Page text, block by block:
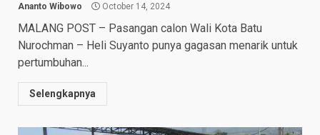
Ananto Wibowo October 14, 2024
MALANG POST – Pasangan calon Wali Kota Batu
Nurochman – Heli Suyanto punya gagasan menarik untuk
pertumbuhan...
Selengkapnya